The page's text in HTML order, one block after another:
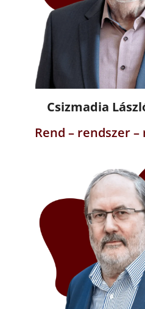
Csizmadia
Rend – rendszer